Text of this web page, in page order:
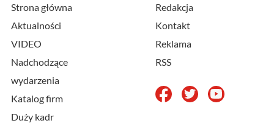
Strona główna
Aktualności
VIDEO
Nadchodzące
wydarzenia
Katalog firm
Duży kadr
Redakcja
Kontakt
Reklama
RSS